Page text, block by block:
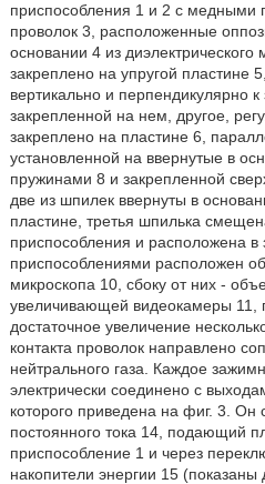
приспособления 1 и 2 с медными
проволок 3, расположенные
основании 4 из
закреплено на упругой пластине
вертикально и перпендикулярно
закрепленной на нем, другое,
закреплено на пластине 6,
установленной на ввернутые в
пружинами 8 и закрепленной
две из шпилек ввернуты в
пластине, третья шпилька
приспособления и расположена в
приспособлениями расположен
микроскопа 10, сбоку от них -
увеличивающей видеокамеры 11,
достаточное увеличение
контакта проволок направлено
нейтрального газа. Каждое
электрически соединено с
которого приведена на фиг. 3. Он
постоянного тока 14, подающий
приспособление 1 и через
накопители энергии 15 (показаны